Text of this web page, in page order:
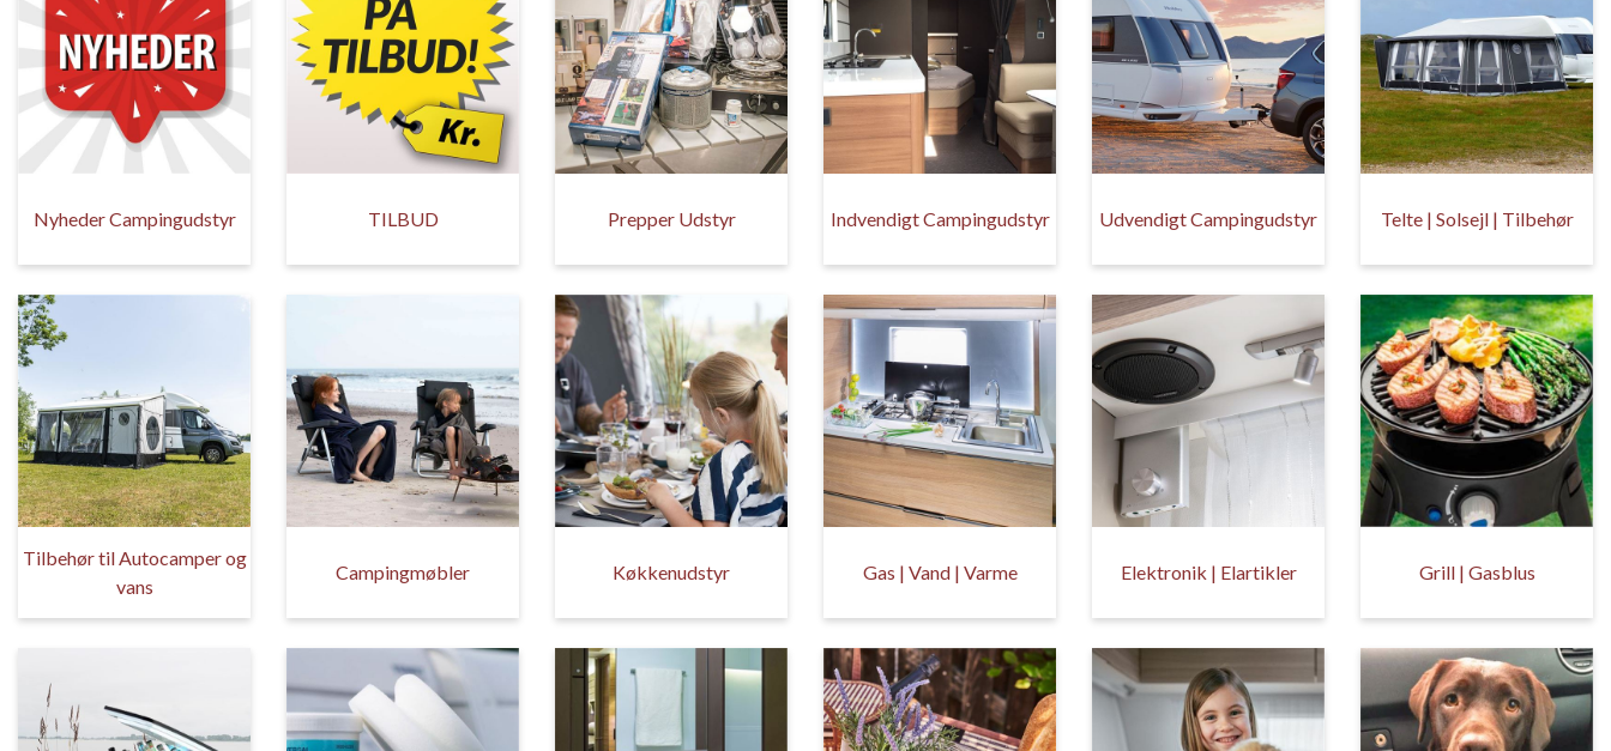
Nyheder Campingudstyr TILBUD Prepper Udstyr Indvendigt Campingudstyr Udvendigt Campingudstyr Telte | Solsejl | Tilbehør
Tilbehør til Autocamper og
vans
Campingmøbler Køkkenudstyr Gas | Vand | Varme Elektronik | Elartikler Grill | Gasblus